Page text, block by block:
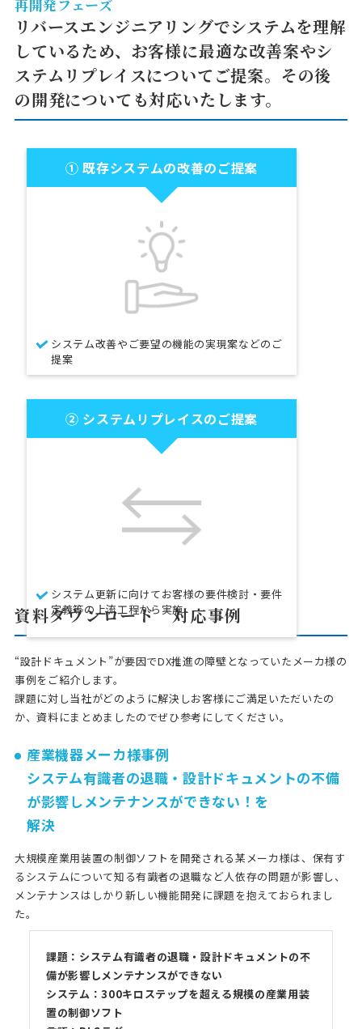
再開発フェーズ
リバースエンジニアリングでシステムを理解
しているため、 お客様に最適な改善案やシ
ステムリプレイスについてご提案。 その後
の開発についても対応いたします。
① 既存システムの改善のご提案
システム改善やご要望の機能の実現案などのご
提案
② システムリプレイスのご提案
システム更新に向けてお客様の要件検討・要件
定義等の上流工程から実施
資料ダウンロード 対応事例
“設計ドキュメント”が要因でDX推進の障壁となっていたメーカ様の
事例をご紹介します。
課題に対し当社がどのように解決しお客様にご満足いただいたの
か、資料にまとめましたのでぜひ参考にしてください。
産業機器メーカ様事例
システム有識者の退職・設計ドキュメントの不備
が影響しメンテナンスができない！を
解決
大規模産業用装置の制御ソフトを開発される某メーカ様は、保有す
るシステムについて知る有識者の退職など人依存の問題が影響し、
メンテナンスはしかり新しい機能開発に課題を抱えておられまし
た。
課題：システム有識者の退職・設計ドキュメントの不
備が影響しメンテナンスができない
システム：300キロステップを超える規模の産業用装
置の制御ソフト